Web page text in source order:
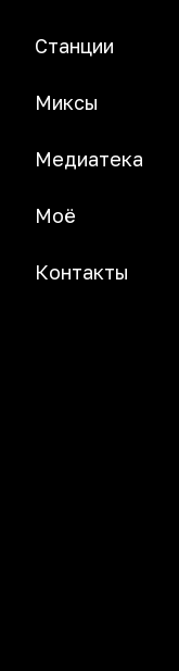
Станции
Миксы
Медиатека
Моё
Контакты